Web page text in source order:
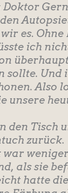
Doktor
es.
ich
sollte. Und
Also
unsere
den Tisch
zurück.
war
als sie
hatte